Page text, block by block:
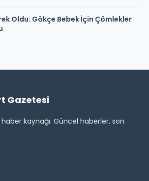
Oldu: Gökçe Bebek İçin Çömlekler
Gazetesi
kaynağı. Güncel haberler, son